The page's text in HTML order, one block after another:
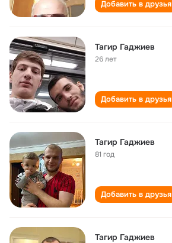
Добавить в друзья
Тагир Гаджиев
26 лет
Добавить в друзья
Тагир Гаджиев
81 год
Добавить в друзья
Тагир Гаджиев